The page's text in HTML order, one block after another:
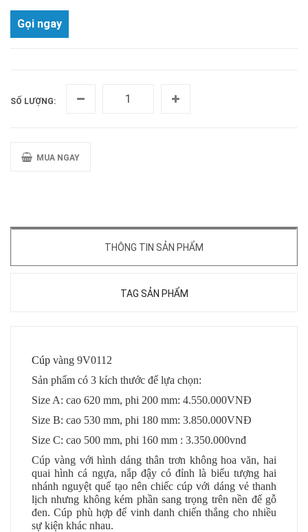
Gọi ngay
SỐ LƯỢNG:
MUA NGAY
THÔNG TIN SẢN PHẨM
TAG SẢN PHẨM
Cúp vàng 9V0112
Sản phẩm có 3 kích thước để lựa chọn:
Size A: cao 620 mm, phi 200 mm: 4.550.000VNĐ
Size B: cao 530 mm, phi 180 mm: 3.850.000VNĐ
Size C: cao 500 mm, phi 160 mm : 3.350.000vnđ
Cúp vàng với hình dáng thân trơn không hoa văn, hai
quai hình cá ngựa, nắp đậy có đỉnh là biểu tượng hai
nhánh nguyệt quế tạo nên chiếc cúp với dáng vẻ thanh
lịch nhưng không kém phần sang trọng trên nền đế gỗ
đen. Cúp phù hợp để vinh danh chiến thắng cho nhiều
sự kiện khác nhau.